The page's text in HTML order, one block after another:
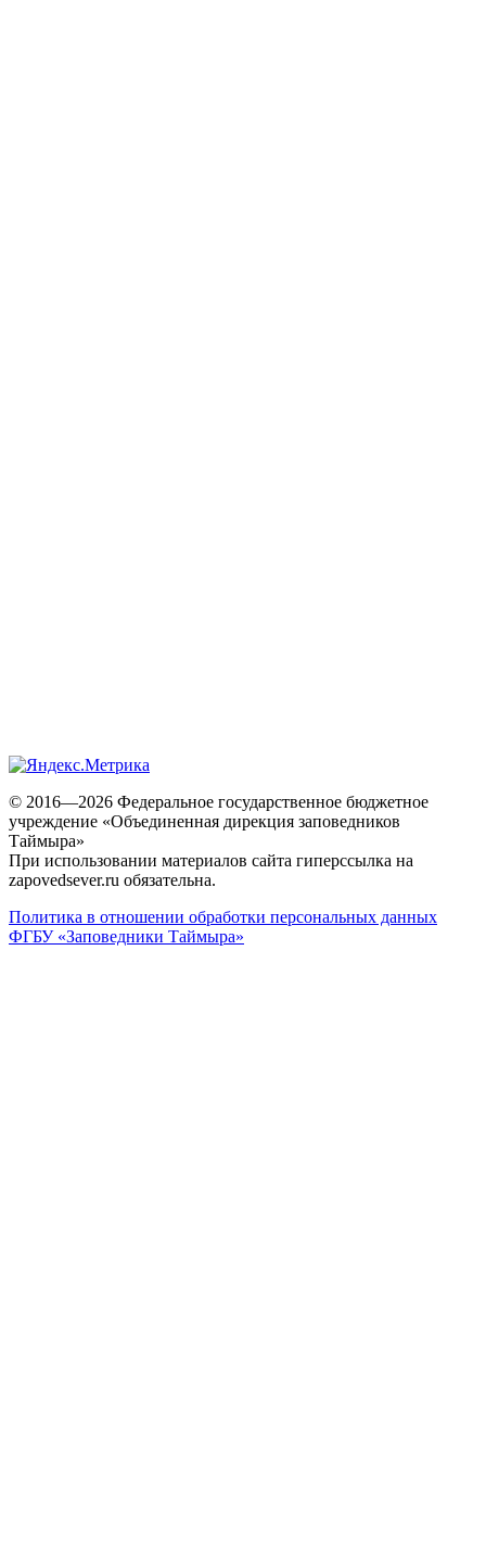
© 2016—2026 Федеральное государственное бюджетное
учреждение «Объединенная дирекция заповедников
Таймыра»
При использовании материалов сайта гиперссылка на
zapovedsever.ru обязательна.
Политика в отношении обработки персональных данных
ФГБУ «Заповедники Таймыра»